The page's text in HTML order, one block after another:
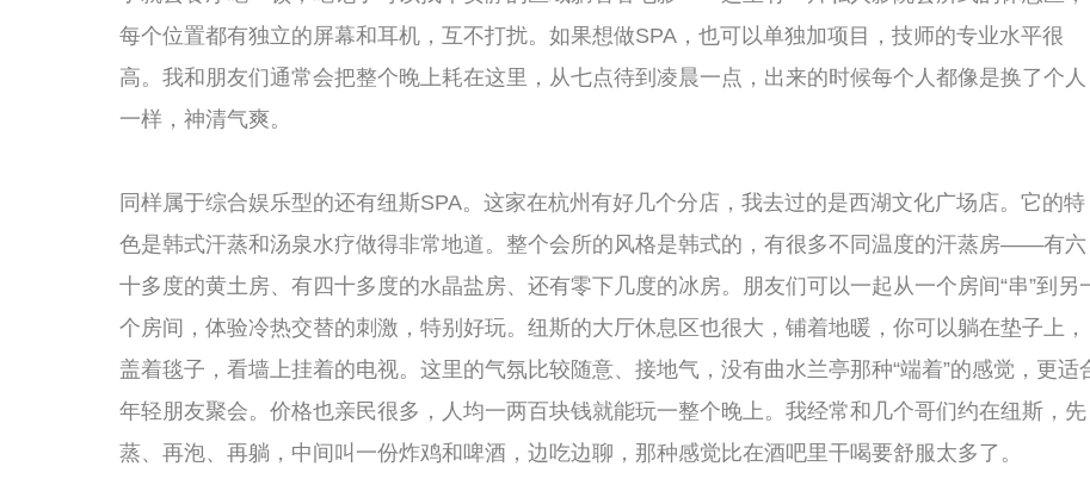
路，那种彻底放松的感觉，是任何大众浴场都给不了的。